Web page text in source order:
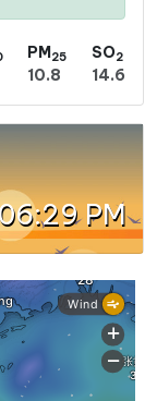
PM25
10.8
SO2
14.6
06:29 PM